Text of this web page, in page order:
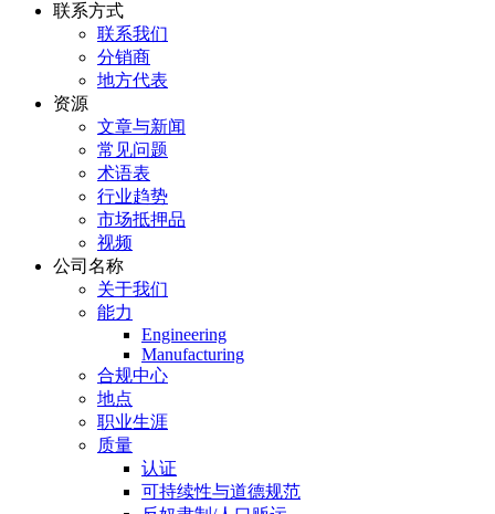
联系方式
联系我们
分销商
地方代表
资源
文章与新闻
常见问题
术语表
行业趋势
市场抵押品
视频
公司名称
关于我们
能力
Engineering
Manufacturing
合规中心
地点
职业生涯
质量
认证
可持续性与道德规范